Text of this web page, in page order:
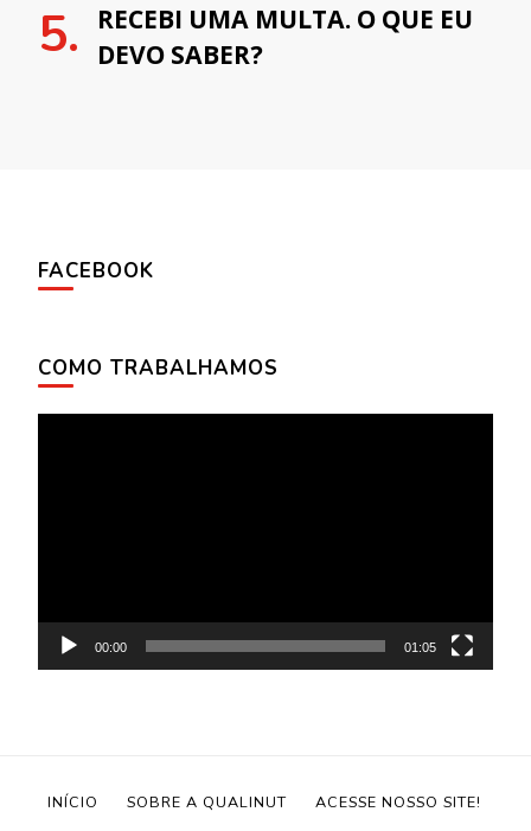
RECEBI UMA MULTA. O QUE EU
DEVO SABER?
FACEBOOK
COMO TRABALHAMOS
00:00 01:05
INÍCIO SOBRE A QUALINUT ACESSE NOSSO SITE!